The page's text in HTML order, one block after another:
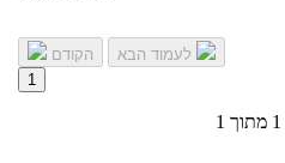
הקודם
1